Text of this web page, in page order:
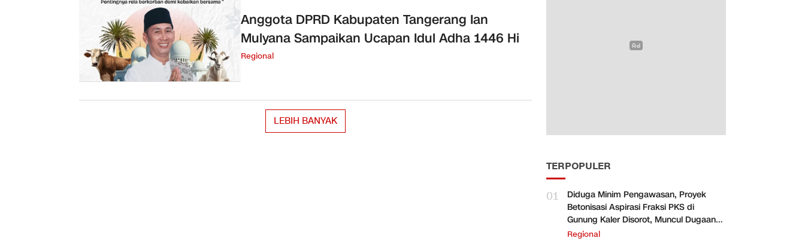
Anggota DPRD Kabupaten Tangerang Ian
Mulyana Sampaikan Ucapan Idul Adha 1446 Hi
Regional
LEBIH BANYAK
TERPOPULER
01
Diduga Minim Pengawasan, Proyek
Betonisasi Aspirasi Fraksi PKS di
Gunung Kaler Disorot, Muncul Dugaan
Pengurangan Volume
Regional